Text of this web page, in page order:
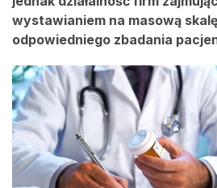
wystawianiem na masową
odpowiedniego zbadania